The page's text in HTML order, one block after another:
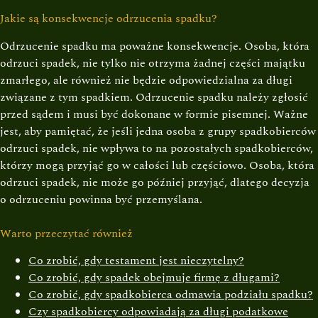
Jakie są konsekwencje odrzucenia spadku?
Odrzucenie spadku ma poważne konsekwencje. Osoba, która
odrzuci spadek, nie tylko nie otrzyma żadnej części majątku
zmarłego, ale również nie będzie odpowiedzialna za długi
związane z tym spadkiem. Odrzucenie spadku należy zgłosić
przed sądem i musi być dokonane w formie pisemnej. Ważne
jest, aby pamiętać, że jeśli jedna osoba z grupy spadkobierców
odrzuci spadek, nie wpływa to na pozostałych spadkobierców,
którzy mogą przyjąć go w całości lub częściowo. Osoba, która
odrzuci spadek, nie może go później przyjąć, dlatego decyzja
o odrzuceniu powinna być przemyślana.
Warto przeczytać również
Co zrobić, gdy testament jest nieczytelny?
Co zrobić, gdy spadek obejmuje firmę z długami?
Co zrobić, gdy spadkobierca odmawia podziału spadku?
Czy spadkobiercy odpowiadają za długi podatkowe